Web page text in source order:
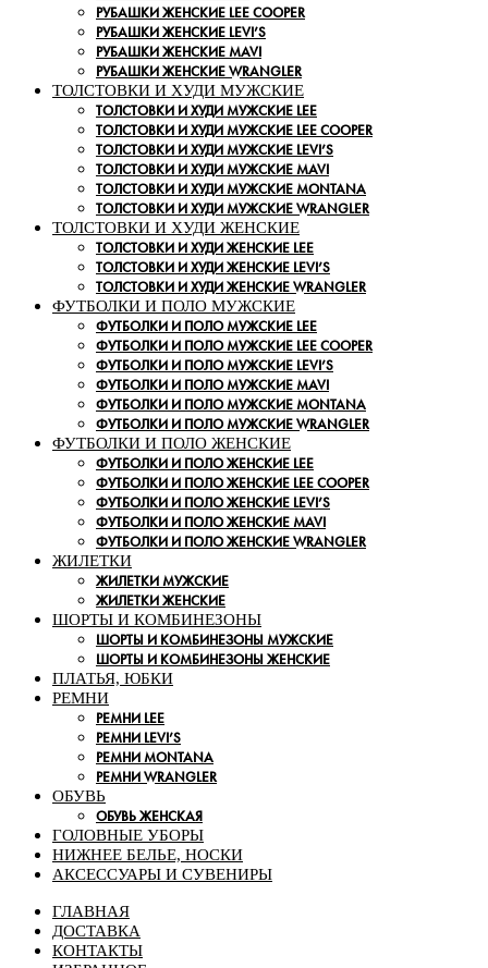
РУБАШКИ ЖЕНСКИЕ LEE COOPER
РУБАШКИ ЖЕНСКИЕ LEVI’S
РУБАШКИ ЖЕНСКИЕ MAVI
РУБАШКИ ЖЕНСКИЕ WRANGLER
ТОЛСТОВКИ И ХУДИ МУЖСКИЕ
ТОЛСТОВКИ И ХУДИ МУЖСКИЕ LEE
ТОЛСТОВКИ И ХУДИ МУЖСКИЕ LEE COOPER
ТОЛСТОВКИ И ХУДИ МУЖСКИЕ LEVI’S
ТОЛСТОВКИ И ХУДИ МУЖСКИЕ MAVI
ТОЛСТОВКИ И ХУДИ МУЖСКИЕ MONTANA
ТОЛСТОВКИ И ХУДИ МУЖСКИЕ WRANGLER
ТОЛСТОВКИ И ХУДИ ЖЕНСКИЕ
ТОЛСТОВКИ И ХУДИ ЖЕНСКИЕ LEE
ТОЛСТОВКИ И ХУДИ ЖЕНСКИЕ LEVI’S
ТОЛСТОВКИ И ХУДИ ЖЕНСКИЕ WRANGLER
ФУТБОЛКИ И ПОЛО МУЖСКИЕ
ФУТБОЛКИ И ПОЛО МУЖСКИЕ LEE
ФУТБОЛКИ И ПОЛО МУЖСКИЕ LEE COOPER
ФУТБОЛКИ И ПОЛО МУЖСКИЕ LEVI’S
ФУТБОЛКИ И ПОЛО МУЖСКИЕ MAVI
ФУТБОЛКИ И ПОЛО МУЖСКИЕ MONTANA
ФУТБОЛКИ И ПОЛО МУЖСКИЕ WRANGLER
ФУТБОЛКИ И ПОЛО ЖЕНСКИЕ
ФУТБОЛКИ И ПОЛО ЖЕНСКИЕ LEE
ФУТБОЛКИ И ПОЛО ЖЕНСКИЕ LEE COOPER
ФУТБОЛКИ И ПОЛО ЖЕНСКИЕ LEVI’S
ФУТБОЛКИ И ПОЛО ЖЕНСКИЕ MAVI
ФУТБОЛКИ И ПОЛО ЖЕНСКИЕ WRANGLER
ЖИЛЕТКИ
ЖИЛЕТКИ МУЖСКИЕ
ЖИЛЕТКИ ЖЕНСКИЕ
ШОРТЫ И КОМБИНЕЗОНЫ
ШОРТЫ И КОМБИНЕЗОНЫ МУЖСКИЕ
ШОРТЫ И КОМБИНЕЗОНЫ ЖЕНСКИЕ
ПЛАТЬЯ, ЮБКИ
РЕМНИ
РЕМНИ LEE
РЕМНИ LEVI’S
РЕМНИ MONTANA
РЕМНИ WRANGLER
ОБУВЬ
ОБУВЬ ЖЕНСКАЯ
ГОЛОВНЫЕ УБОРЫ
НИЖНЕЕ БЕЛЬЕ, НОСКИ
АКСЕССУАРЫ И СУВЕНИРЫ
ГЛАВНАЯ
ДОСТАВКА
КОНТАКТЫ